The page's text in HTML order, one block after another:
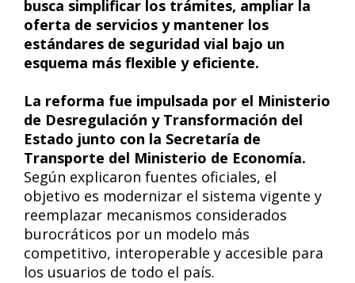
busca simplificar los trámites, ampliar la
oferta de servicios y mantener los
estándares de seguridad vial bajo un
esquema más flexible y eficiente.
La reforma fue impulsada por el Ministerio
de Desregulación y Transformación del
Estado junto con la Secretaría de
Transporte del Ministerio de Economía.
Según explicaron fuentes oficiales, el
objetivo es modernizar el sistema vigente y
reemplazar mecanismos considerados
burocráticos por un modelo más
competitivo, interoperable y accesible para
los usuarios de todo el país.